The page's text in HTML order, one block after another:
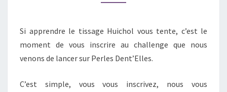
Si apprendre le tissage Huichol vous tente, c’est le
moment de vous inscrire au challenge que nous
venons de lancer sur Perles Dent’Elles.
C’est simple, vous vous inscrivez, nous vous